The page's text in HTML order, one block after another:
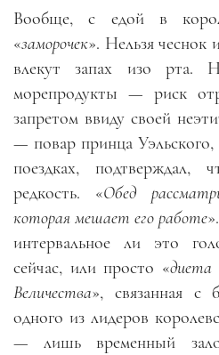
Вообще, с едой в
«заморочек». Нельзя
влекут запах изо рта.
морепродукты — риск
запретом ввиду своей
— повар принца
поездках,
редкость. «Обед
которая мешает его работе
интервальное ли это
сейчас, или просто «диета
Величества», связанная с
одного из лидеров
— лишь временный